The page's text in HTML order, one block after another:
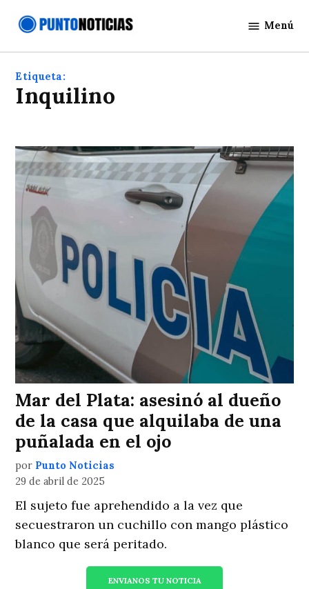
Noticias
Menú
Etiqueta:
Inquilino
Mar del Plata: asesinó al dueño
de la casa que alquilaba de una
puñalada en el ojo
por Punto Noticias
29 de abril de 2025
El sujeto fue aprehendido a la vez que
secuestraron un cuchillo con mango plástico
blanco que será peritado.
ENVIANOS TU NOTICIA